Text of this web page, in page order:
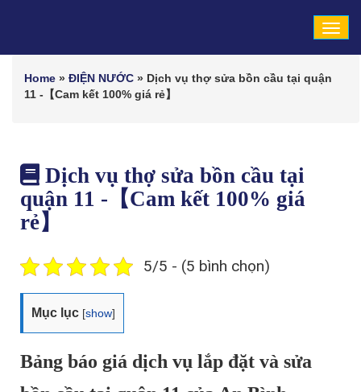
Home » ĐIỆN NƯỚC » Dịch vụ thợ sửa bồn cầu tại quận
11 -【Cam kết 100% giá rẻ】
Dịch vụ thợ sửa bồn cầu tại
quận 11 -【Cam kết 100% giá
rẻ】
5/5 - (5 bình chọn)
Mục lục [show]
Bảng báo giá dịch vụ lắp đặt và sửa